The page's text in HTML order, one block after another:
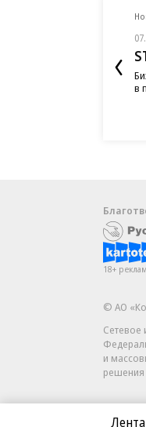
в
Лента
18+
© АО
Сетевое
и
решения